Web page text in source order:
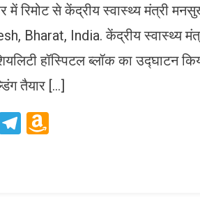
में रिमोट से केंद्रीय स्वास्थ्य मंत्री
Bharat, India. केंद्रीय स्वास्थ्य
हॉस्पिटल ब्लॉक का उद्घाटन
तैयार […]
Telegram